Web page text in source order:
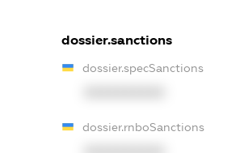
dossier.sanctions
dossier.specSanctions
dossier.rnboSanctions